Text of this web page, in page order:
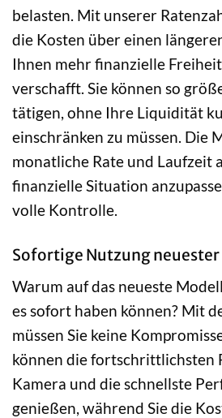
belasten. Mit unserer
die Kosten über einen
Ihnen mehr finanzielle
verschafft. Sie können so
tätigen, ohne Ihre Liquidität
einschränken zu müssen. Die
monatliche Rate und Laufzeit
finanzielle Situation
volle Kontrolle.
Sofortige Nutzung
Warum auf das neueste
es sofort haben können? Mit
müssen Sie keine
können die fortschrittlichsten
Kamera und die schnellste
genießen, während Sie die